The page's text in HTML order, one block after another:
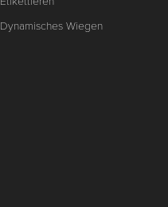
Dynamisches Wiegen